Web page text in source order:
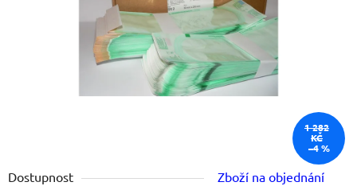
Dostupnost
Zboží na objednání
1 282
KČ
–4 %